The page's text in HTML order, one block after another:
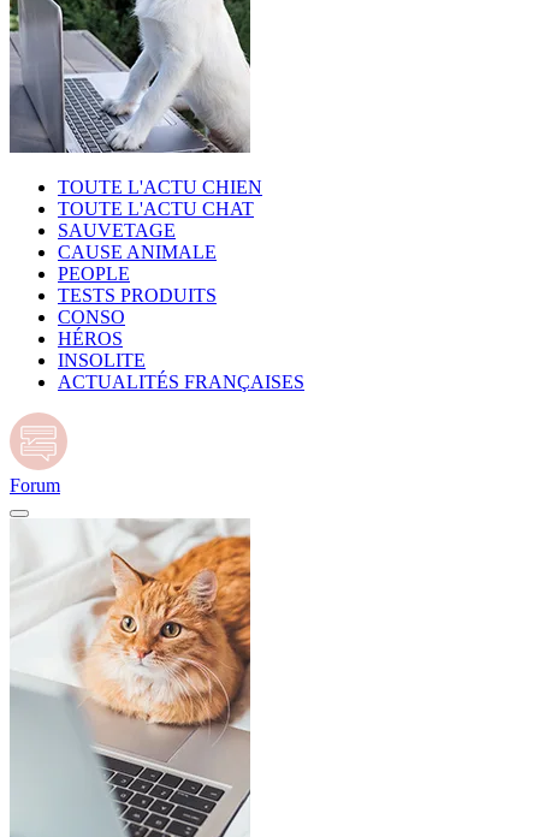
TOUTE L'ACTU CHIEN
TOUTE L'ACTU CHAT
SAUVETAGE
CAUSE ANIMALE
PEOPLE
TESTS PRODUITS
CONSO
HÉROS
INSOLITE
ACTUALITÉS FRANÇAISES
Forum